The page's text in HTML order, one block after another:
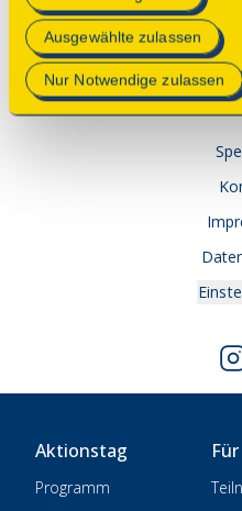
Mehr Informationen finden
Datenschutzerklärung.
Ausgewählte zulassen
Nur Notwendige zulassen
© 2025 Deutsche Stiftung
1 •
Aktionstag
Programm